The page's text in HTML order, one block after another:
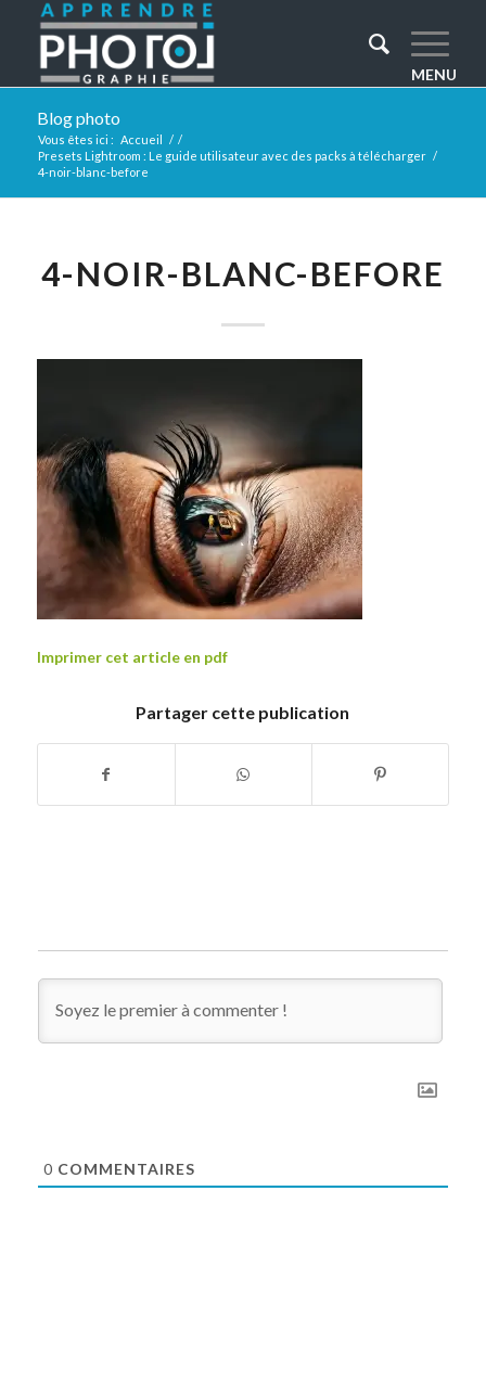
Blog photo
Vous êtes ici : Accueil / /
Presets Lightroom : Le guide utilisateur avec des packs à télécharger /
4-noir-blanc-before
4-NOIR-BLANC-BEFORE
Imprimer cet article en pdf
Partager cette publication
0 COMMENTAIRES